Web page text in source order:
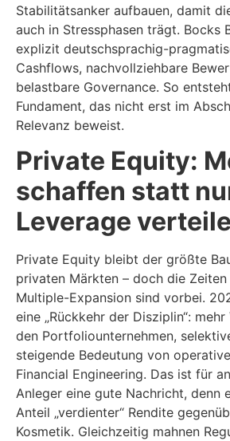
Stabilitätsanker aufbauen, damit
auch in Stressphasen trägt. Bocks
explizit deutschsprachig-
Cashflows, nachvollziehbare
belastbare Governance. So
Fundament, das nicht erst im
Relevanz beweist.
Private Equity:
schaffen statt
Leverage
Private Equity bleibt der größte
privaten Märkten – doch die
Multiple-Expansion sind vorbei.
eine „Rückkehr der Disziplin“:
den Portfoliounternehmen,
steigende Bedeutung von
Financial Engineering. Das ist für
Anleger eine gute Nachricht, denn
Anteil „verdienter“ Rendite
Kosmetik. Gleichzeitig mahnen